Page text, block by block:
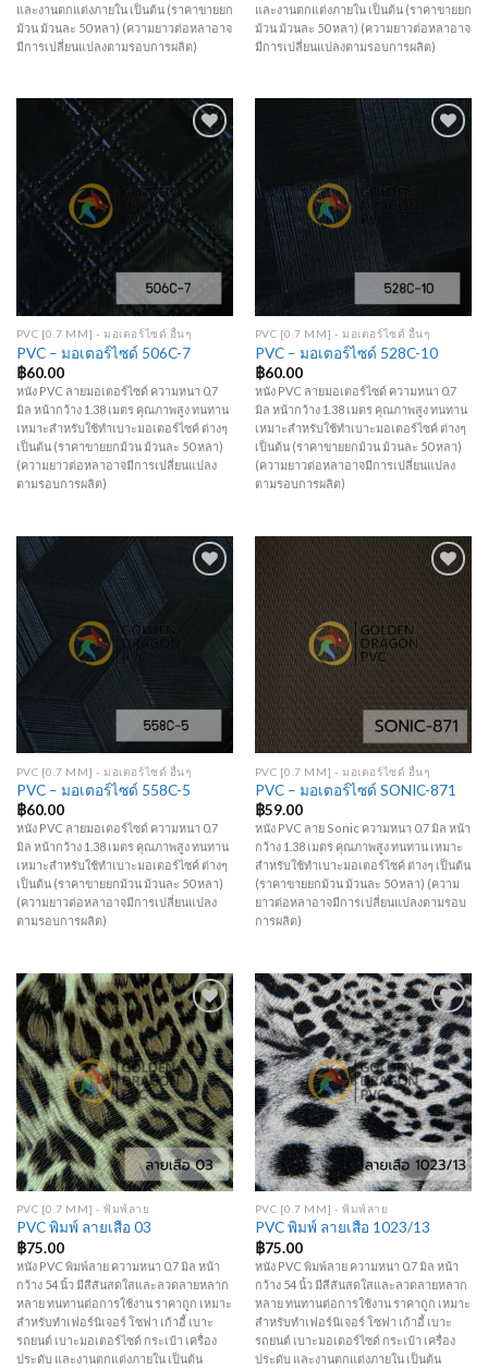
และงานตกแต่งภายใน เป็นต้น (ราคาขายยก
ม้วน ม้วนละ 50 หลา) (ความยาวต่อหลาอาจ
มีการเปลี่ยนแปลงตามรอบการผลิต)
และงานตกแต่งภายใน เป็นต้น (ราคาขายยก
ม้วน ม้วนละ 50 หลา) (ความยาวต่อหลาอาจ
มีการเปลี่ยนแปลงตามรอบการผลิต)
Add to
Wishlist
PVC [0.7 MM] - มอเตอร์ไซด์ อื่นๆ
PVC – มอเตอร์ไซด์ 506C-7
฿60.00
หนัง PVC ลายมอเตอร์ไซด์ ความหนา 0.7
มิล หน้ากว้าง 1.38 เมตร คุณภาพสูง ทนทาน
เหมาะสำหรับใช้ทำเบาะมอเตอร์ไซค์ ต่างๆ
เป็นต้น (ราคาขายยกม้วน ม้วนละ 50 หลา)
(ความยาวต่อหลาอาจมีการเปลี่ยนแปลง
ตามรอบการผลิต)
PVC [0.7 MM] - มอเตอร์ไซด์ อื่นๆ
PVC – มอเตอร์ไซด์ 528C-10
฿60.00
หนัง PVC ลายมอเตอร์ไซด์ ความหนา 0.7
มิล หน้ากว้าง 1.38 เมตร คุณภาพสูง ทนทาน
เหมาะสำหรับใช้ทำเบาะมอเตอร์ไซค์ ต่างๆ
เป็นต้น (ราคาขายยกม้วน ม้วนละ 50 หลา)
(ความยาวต่อหลาอาจมีการเปลี่ยนแปลง
ตามรอบการผลิต)
PVC [0.7 MM] - มอเตอร์ไซด์ อื่นๆ
PVC – มอเตอร์ไซด์ 558C-5
฿60.00
หนัง PVC ลายมอเตอร์ไซด์ ความหนา 0.7
มิล หน้ากว้าง 1.38 เมตร คุณภาพสูง ทนทาน
เหมาะสำหรับใช้ทำเบาะมอเตอร์ไซค์ ต่างๆ
เป็นต้น (ราคาขายยกม้วน ม้วนละ 50 หลา)
(ความยาวต่อหลาอาจมีการเปลี่ยนแปลง
ตามรอบการผลิต)
Add to
Wishlist
PVC [0.7 MM] - มอเตอร์ไซด์ อื่นๆ
PVC – มอเตอร์ไซด์ SONIC-871
฿59.00
หนัง PVC ลาย Sonic ความหนา 0.7 มิล หน้า
กว้าง 1.38 เมตร คุณภาพสูง ทนทาน เหมาะ
สำหรับใช้ทำเบาะมอเตอร์ไซค์ ต่างๆ เป็นต้น
(ราคาขายยกม้วน ม้วนละ 50 หลา) (ความ
ยาวต่อหลาอาจมีการเปลี่ยนแปลงตามรอบ
การผลิต)
Add to
Wishlist
PVC [0.7 MM] - พิมพ์ลาย
PVC พิมพ์ ลายเสือ 03
฿75.00
หนัง PVC พิมพ์ลาย ความหนา 0.7 มิล หน้า
กว้าง 54 นิ้ว มีสีสันสดใสและลวดลายหลาก
หลาย ทนทานต่อการใช้งาน ราคาถูก เหมาะ
สำหรับทำเฟอร์นิเจอร์ โซฟา เก้าอี้ เบาะ
รถยนต์ เบาะมอเตอร์ไซด์ กระเป๋า เครื่อง
ประดับ และงานตกแต่งภายใน เป็นต้น
Add to
Wishlist
PVC [0.7 MM] - พิมพ์ลาย
PVC พิมพ์ ลายเสือ 1023/13
฿75.00
หนัง PVC พิมพ์ลาย ความหนา 0.7 มิล หน้า
กว้าง 54 นิ้ว มีสีสันสดใสและลวดลายหลาก
หลาย ทนทานต่อการใช้งาน ราคาถูก เหมาะ
สำหรับทำเฟอร์นิเจอร์ โซฟา เก้าอี้ เบาะ
รถยนต์ เบาะมอเตอร์ไซด์ กระเป๋า เครื่อง
ประดับ และงานตกแต่งภายใน เป็นต้น